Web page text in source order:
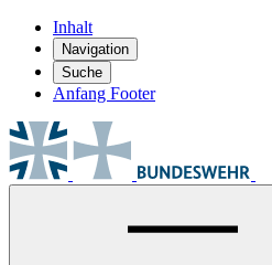
Inhalt
Navigation
Suche
Anfang Footer